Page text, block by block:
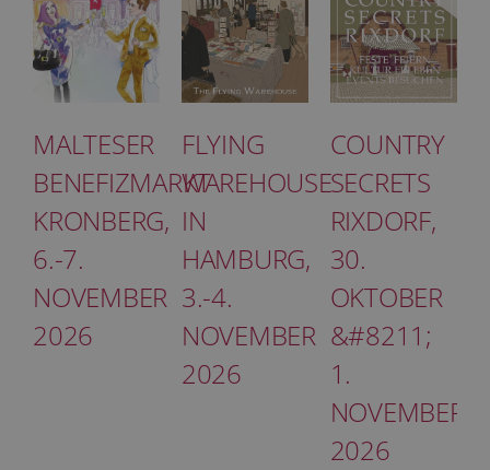
MALTESER
BENEFIZMARKT
KRONBERG,
6.-7.
NOVEMBER
2026
FLYING
WAREHOUSE
IN
HAMBURG,
3.-4.
NOVEMBER
2026
COUNTRY
SECRETS
RIXDORF,
30.
OKTOBER
&#8211;
1.
NOVEMBER
2026